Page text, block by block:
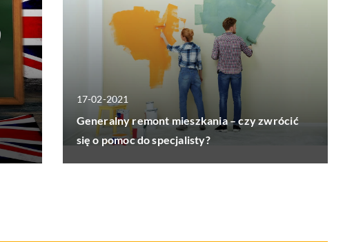
17-02-2021
Generalny remont mieszkania – czy zwrócić
się o pomoc do specjalisty?